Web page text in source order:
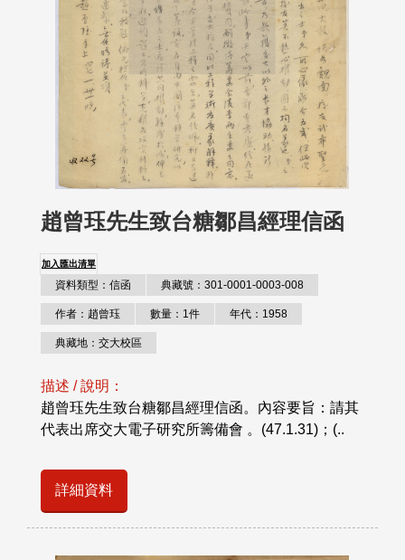
趙曾珏先生致台糖鄒昌經理信函
加入匯出清單
資料類型：信函 典藏號：301-0001-0003-008
作者：趙曾珏 數量：1件 年代：1958
典藏地：交大校區
描述 / 說明：
趙曾珏先生致台糖鄒昌經理信函。內容要旨：請其
代表出席交大電子研究所籌備會 。(47.1.31)；(..
詳細資料